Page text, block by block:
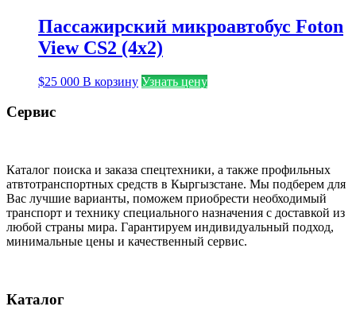
Пассажирский микроавтобус Foton
View CS2 (4х2)
$25 000 В корзину Узнать цену
Сервис
Каталог поиска и заказа спецтехники, а также профильных
атвтотранспортных средств в Кыргызстане. Мы подберем для
Вас лучшие варианты, поможем приобрести необходимый
транспорт и технику специального назначения с доставкой из
любой страны мира. Гарантируем индивидуальный подход,
минимальные цены и качественный сервис.
Каталог